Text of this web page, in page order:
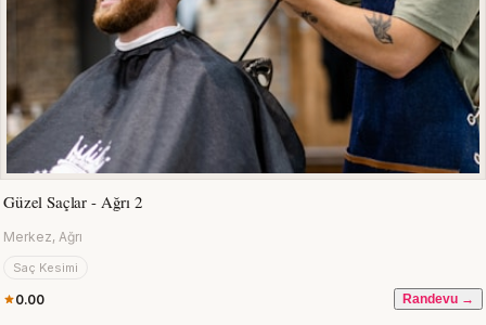
Güzel Saçlar - Ağrı 2
Merkez, Ağrı
Saç Kesimi
0.00 Randevu →